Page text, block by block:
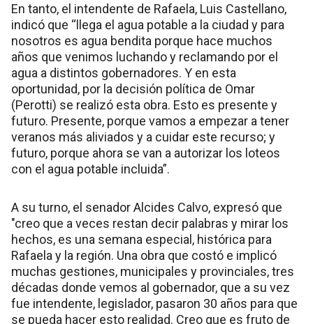
En tanto, el intendente de Rafaela, Luis Castellano,
indicó que “llega el agua potable a la ciudad y para
nosotros es agua bendita porque hace muchos
años que venimos luchando y reclamando por el
agua a distintos gobernadores. Y en esta
oportunidad, por la decisión política de Omar
(Perotti) se realizó esta obra. Esto es presente y
futuro. Presente, porque vamos a empezar a tener
veranos más aliviados y a cuidar este recurso; y
futuro, porque ahora se van a autorizar los loteos
con el agua potable incluida”.
A su turno, el senador Alcides Calvo, expresó que
"creo que a veces restan decir palabras y mirar los
hechos, es una semana especial, histórica para
Rafaela y la región. Una obra que costó e implicó
muchas gestiones, municipales y provinciales, tres
décadas donde vemos al gobernador, que a su vez
fue intendente, legislador, pasaron 30 años para que
se pueda hacer esto realidad. Creo que es fruto de